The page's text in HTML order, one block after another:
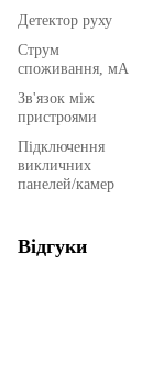
Детектор руху
Струм
споживання, мА
Зв'язок між
пристроями
Підключення
викличних
панелей/камер
Відгуки